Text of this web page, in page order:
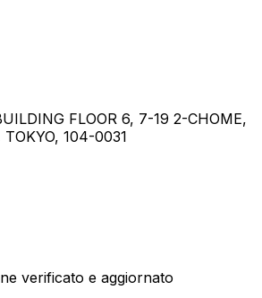
FLOOR 6, 7-19 2-CHOME,
104-0031
verificato e aggiornato